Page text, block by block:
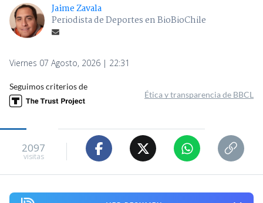
Jaime Zavala
Periodista de Deportes en BioBioChile
Viernes 07 Agosto, 2026 | 22:31
Seguimos criterios de
Ética y transparencia de BBCL
2097
visitas